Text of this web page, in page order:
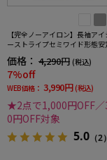
【完全ノーアイロン】長袖ア
ーストライプセミワイド形態
吸汗速乾ワイシャツ通年
価格： 4,290円 (税込)
7%off
WEB価格： 3,990円 (税込)
★2点で1,000円OFF
0円OFF対象
5.0 （2）